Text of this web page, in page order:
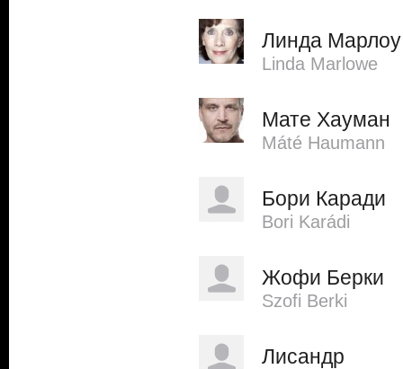
Линда Марлоу
Linda Marlowe
Мате Хауман
Máté Haumann
Бори Каради
Bori Karádi
Жофи Берки
Szofi Berki
Лисандр